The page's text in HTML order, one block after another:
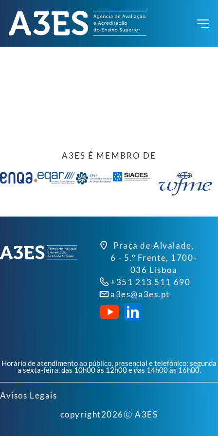
A3ES É MEMBRO DE
Praça de Alvalade,
6 - 5.º Frente, 1700-
036 Lisboa
+351 213 511 690
a3es@a3es.pt
Horário de atendimento ao público, presencial e telefónico: segunda
a sexta-feira, das 10h00 às 12h00 e das 14h00 às 16h00.
Avisos Legais
copyright2026ⓒ A3ES